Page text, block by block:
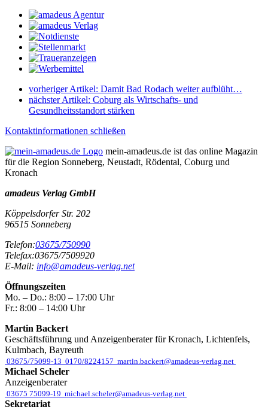
vorheriger Artikel: Damit Bad Rodach weiter aufblüht…
nächster Artikel: Coburg als Wirtschafts- und
Gesundheitsstandort stärken
Kontaktinformationen schließen
mein-amadeus.de ist das online Magazin
für die Region Sonneberg, Neustadt, Rödental, Coburg und
Kronach
amadeus Verlag GmbH
Köppelsdorfer Str. 202
96515 Sonneberg
Telefon:03675/750990
Telefax:03675/7509920
E-Mail: info@amadeus-verlag.net
Öffnungszeiten
Mo. – Do.: 8:00 – 17:00 Uhr
Fr.: 8:00 – 14:00 Uhr
Martin Backert
Geschäftsführung und Anzeigenberater für Kronach, Lichtenfels,
Kulmbach, Bayreuth
03675/75099-13 0170/8224157 martin.backert@amadeus-verlag.net
Michael Scheler
Anzeigenberater
03675 75099-19 michael.scheler@amadeus-verlag.net
Sekretariat